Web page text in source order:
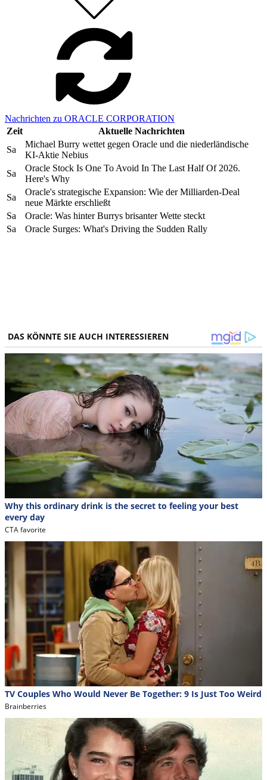
Nachrichten zu ORACLE CORPORATION
Zeit
Aktuelle Nachrichten
Sa
Michael Burry wettet gegen Oracle und die niederländische
KI-Aktie Nebius
Sa
Oracle Stock Is One To Avoid In The Last Half Of 2026.
Here's Why
Sa
Oracle's strategische Expansion: Wie der Milliarden-Deal
neue Märkte erschließt
Sa
Oracle: Was hinter Burrys brisanter Wette steckt
Sa
Oracle Surges: What's Driving the Sudden Rally